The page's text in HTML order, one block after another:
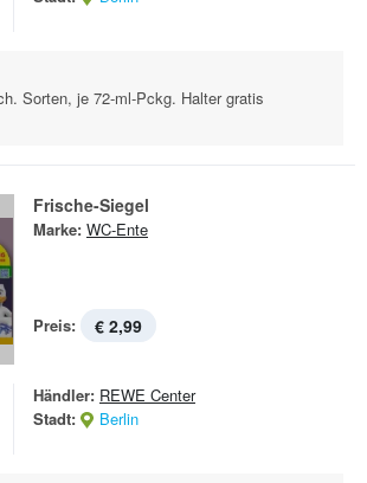
Sorten, je 72-ml-Pckg. Halter gratis
Frische-Siegel
Marke: WC-Ente
Preis: € 2,99
Händler: REWE Center
Stadt:
Berlin